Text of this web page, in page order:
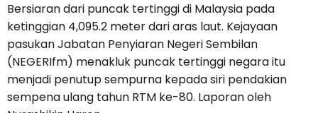
Bersiaran dari puncak tertinggi di Malaysia pada
ketinggian 4,095.2 meter dari aras laut. Kejayaan
pasukan Jabatan Penyiaran Negeri Sembilan
(NEGERIfm) menakluk puncak tertinggi negara itu
menjadi penutup sempurna kepada siri pendakian
sempena ulang tahun RTM ke-80. Laporan oleh